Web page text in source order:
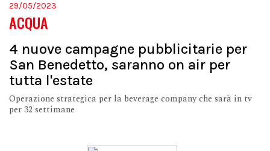
29/05/2023
ACQUA
4 nuove campagne pubblicitarie per
San Benedetto, saranno on air per
tutta l'estate
Operazione strategica per la beverage company che sarà in tv
per 32 settimane